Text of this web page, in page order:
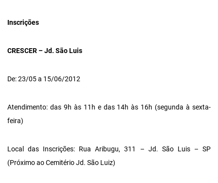
Inscrições
CRESCER – Jd. São Luis
De: 23/05 a 15/06/2012
Atendimento: das 9h às 11h e das 14h às 16h (segunda à sexta-
feira)
Local das Inscrições: Rua Aribugu, 311 – Jd. São Luis – SP
(Próximo ao Cemitério Jd. São Luiz)